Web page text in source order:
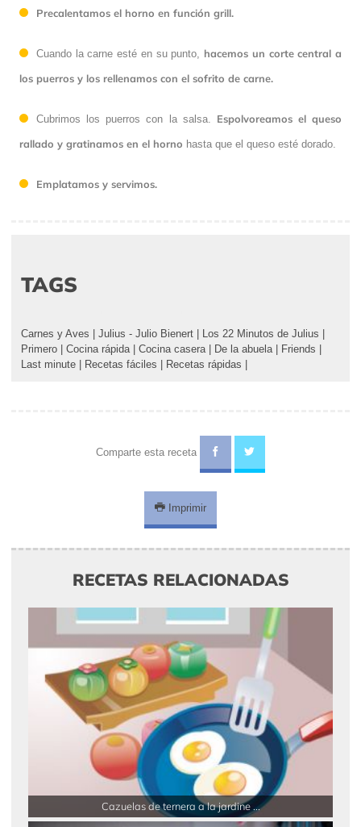
Precalentamos el horno en función grill.
Cuando la carne esté en su punto, hacemos un corte central a
los puerros y los rellenamos con el sofrito de carne.
Cubrimos los puerros con la salsa. Espolvoreamos el queso
rallado y gratinamos en el horno hasta que el queso esté dorado.
Emplatamos y servimos.
TAGS
Carnes y Aves Julius - Julio Bienert Los 22 Minutos de Julius
Primero
Cocina rápida Cocina casera De la abuela Friends
Last minute
Recetas fáciles Recetas rápidas
Comparte esta receta
Imprimir
RECETAS RELACIONADAS
Cazuelas de ternera a la jardine ...